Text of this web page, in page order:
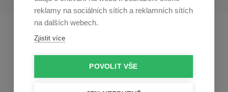
reklamy na sociálních sítích a reklamních sítích
na dalších webech.
Zjistit více
POVOLIT VŠE
Profikuchar.sk